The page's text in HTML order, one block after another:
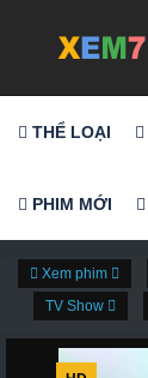
THỂ LOẠI
PHIM MỚI
Xem phim
TV Show